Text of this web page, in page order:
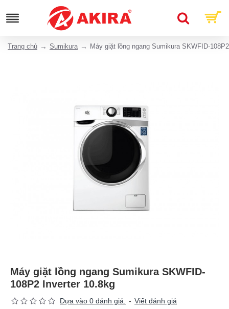
Trang chủ Sumikura Máy giặt lồng ngang Sumikura SKWFID-
Máy giặt lồng ngang Sumikura SKWFID-
108P2 Inverter 10.8kg
Dựa vào 0 đánh giá. - Viết đánh giá